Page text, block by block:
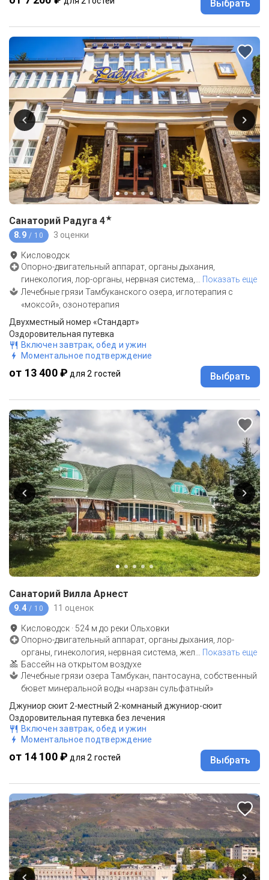
Выбрать
Санаторий Радуга 4★
8.9 / 10 3 оценки
Кисловодск
Опорно-двигательный аппарат, органы дыхания,
гинекология, лор-органы, нервная система,
Показать еще
Лечебные грязи Тамбуканского озера, иглотерапия с
«моксой», озонотерапия
Двухместный номер «Стандарт»
Оздоровительная путевка
Включен завтрак, обед и ужин
Моментальное подтверждение
от 13 400 ₽ для 2 гостей Выбрать
Санаторий Вилла Арнест
9.4 / 10 11 оценок
Кисловодск · 524 м до реки Ольховки
Опорно-двигательный аппарат, органы дыхания, лор-
органы, гинекология, нервная система, жел
Показать еще
Бассейн на открытом воздухе
Лечебные грязи озера Тамбукан, пантосауна, собственный
бювет минеральной воды «нарзан сульфатный»
Джуниор сюит 2-местный 2-комнаный джуниор-сюит
Оздоровительная путевка без лечения
Включен завтрак, обед и ужин
Моментальное подтверждение
от 14 100 ₽ для 2 гостей Выбрать